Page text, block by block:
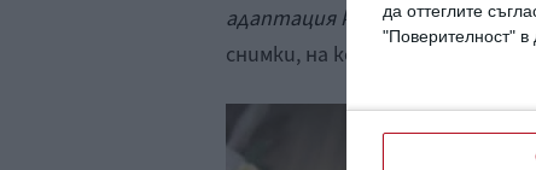
да оттеглите
"Поверителност" в
адаптация към терена, но
снимки, на които се вижда как